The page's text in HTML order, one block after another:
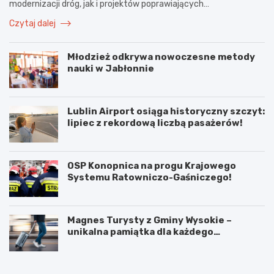
modernizacji dróg, jak i projektów poprawiających…
Czytaj dalej
Młodzież odkrywa nowoczesne metody
nauki w Jabłonnie
Lublin Airport osiąga historyczny szczyt:
lipiec z rekordową liczbą pasażerów!
OSP Konopnica na progu Krajowego
Systemu Ratowniczo-Gaśniczego!
Magnes Turysty z Gminy Wysokie –
unikalna pamiątka dla każdego
N
P